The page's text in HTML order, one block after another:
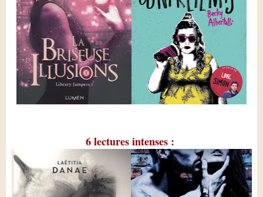
6 lectures intenses :